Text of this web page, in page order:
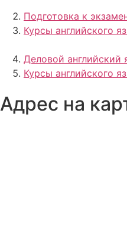
Подготовка к
Курсы английского
Деловой английский
Курсы английского
Адрес на